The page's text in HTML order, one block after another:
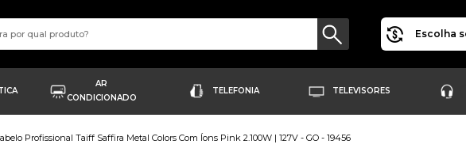
Escolha
AR
CONDICIONADO
TELEFONIA TELEVISORES
Profissional Taiff Saffira Metal Colors Com Íons Pink 2.100W | 127V - GO - 19456